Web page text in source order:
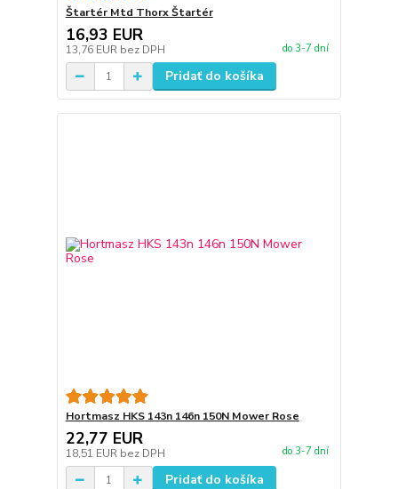
Štartér Mtd Thorx Štartér
16,93 EUR
13,76 EUR bez DPH do 3-7 dní
Pridať do košíka
Hortmasz HKS 143n 146n 150N Mower Rose
22,77 EUR
18,51 EUR bez DPH do 3-7 dní
Pridať do košíka